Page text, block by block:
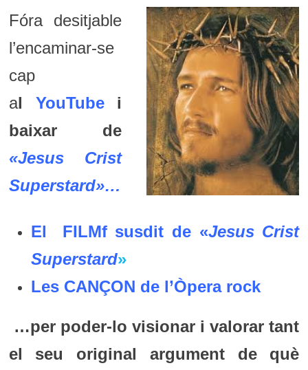
Fóra desitjable
l’encaminar-se
cap
al YouTubei
baixar de
«Jesus Crist
Superstard»…
El FILMf susdit de «Jesus Crist
Superstard»
Les CANÇON de l’Òpera rock
…per poder-lo visionar i valorar tant
el seu original argument de què